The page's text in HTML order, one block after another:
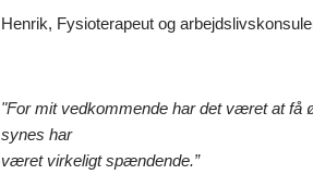
Henrik, Fysioterapeut og
"For mit vedkommende har det været at få
synes har
været virkeligt spændende.”